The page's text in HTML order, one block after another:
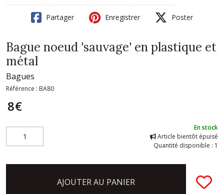
Partager Enregistrer Poster
Bague noeud 'sauvage' en plastique et
métal
Bagues
Référence : BA80
8€
En stock
Article bientôt épuisé
Quantité disponible : 1
AJOUTER AU PANIER